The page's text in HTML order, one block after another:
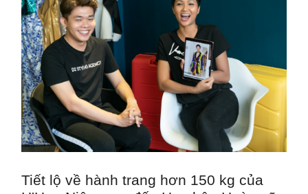
Tiết lộ về hành trang hơn 150 kg của